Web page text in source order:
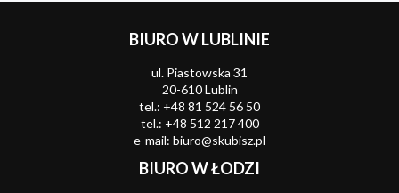
BIURO W LUBLINIE
ul. Piastowska 31
20-610 Lublin
tel.: +48 81 524 56 50
tel.: +48 512 217 400
e-mail: biuro@skubisz.pl
BIURO W ŁODZI